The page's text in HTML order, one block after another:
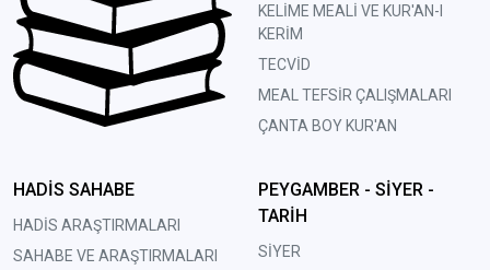
KELİME MEALİ VE KUR'AN-I
KERİM
TECVİD
MEAL TEFSİR ÇALIŞMALARI
ÇANTA BOY KUR'AN
HADİS SAHABE
HADİS ARAŞTIRMALARI
SAHABE VE ARAŞTIRMALARI
PEYGAMBER - SİYER -
TARİH
SİYER